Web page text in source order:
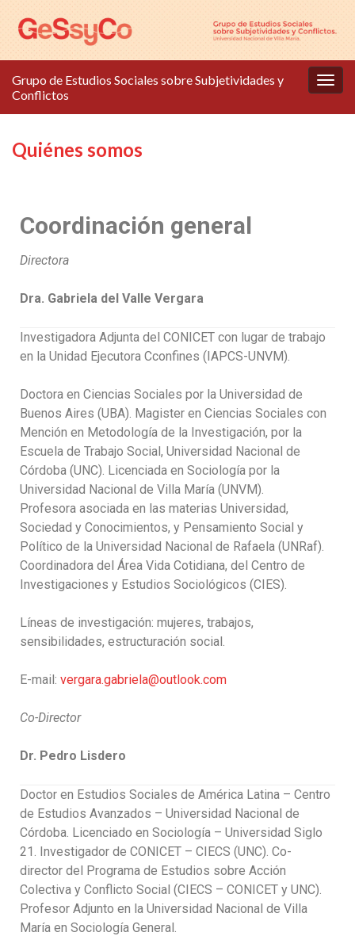
Grupo de Estudios Sociales sobre Subjetividades y
Conflictos
Quiénes somos
Coordinación general
Directora
Dra. Gabriela del Valle Vergara
Investigadora Adjunta del CONICET con lugar de trabajo
en la Unidad Ejecutora Cconfines (IAPCS-UNVM).
Doctora en Ciencias Sociales por la Universidad de
Buenos Aires (UBA). Magister en Ciencias Sociales con
Mención en Metodología de la Investigación, por la
Escuela de Trabajo Social, Universidad Nacional de
Córdoba (UNC). Licenciada en Sociología por la
Universidad Nacional de Villa María (UNVM).
Profesora asociada en las materias Universidad,
Sociedad y Conocimientos, y Pensamiento Social y
Político de la Universidad Nacional de Rafaela (UNRaf).
Coordinadora del Área Vida Cotidiana, del Centro de
Investigaciones y Estudios Sociológicos (CIES).
Líneas de investigación: mujeres, trabajos,
sensibilidades, estructuración social.
E-mail: vergara.gabriela@outlook.com
Co-Director
Dr. Pedro Lisdero
Doctor en Estudios Sociales de América Latina – Centro
de Estudios Avanzados – Universidad Nacional de
Córdoba. Licenciado en Sociología – Universidad Siglo
21. Investigador de CONICET – CIECS (UNC). Co-
director del Programa de Estudios sobre Acción
Colectiva y Conflicto Social (CIECS – CONICET y UNC).
Profesor Adjunto en la Universidad Nacional de Villa
María en Sociología General.